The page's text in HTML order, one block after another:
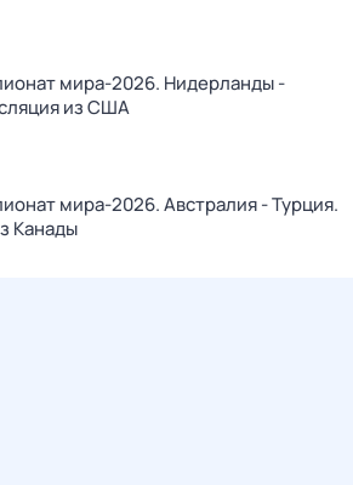
мира-2026. Нидерланды -
из США
мира-2026. Австралия - Турция.
Канады